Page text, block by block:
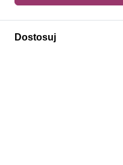
Polecamy
Dostosuj